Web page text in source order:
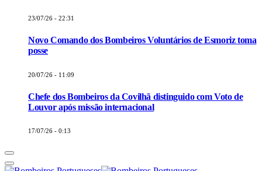
23/07/26 - 22:31
Novo Comando dos Bombeiros Voluntários de Esmoriz toma
posse
20/07/26 - 11:09
Chefe dos Bombeiros da Covilhã distinguido com Voto de
Louvor após missão internacional
17/07/26 - 0:13